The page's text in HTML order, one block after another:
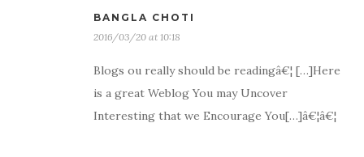
BANGLA CHOTI
2016/03/20 at 10:18
Blogs ou really should be readingâ€¦ […]Here
is a great Weblog You may Uncover
Interesting that we Encourage You[…]â€¦â€¦